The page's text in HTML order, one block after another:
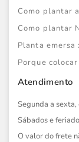
Como plantar
Como plantar
Planta emersa
Porque
Atendimento
Segunda a
Sábados e
O valor do frete